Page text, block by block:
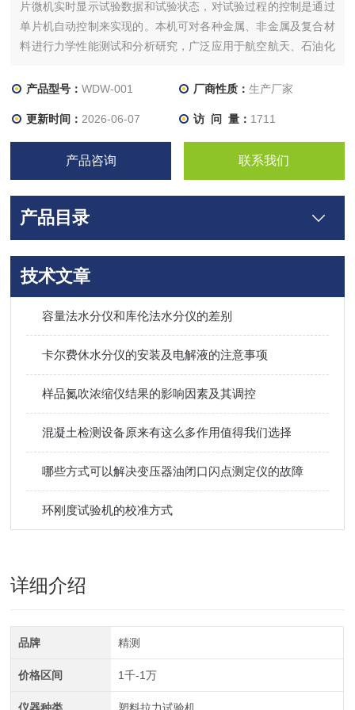
片微机实时显示试验数据和试验状态，对试验过程的控制是通过
单片机自动控制来实现的。本机可对各种金属、非金属及复合材
料进行力学性能测试和分析研究，广泛应用于航空航天、石油化
食品、医药包装、铝塑管、塑料门窗、土工布、薄膜、木材、纸
验数据。
产品型号：WDW-001 厂商性质： 生产厂家
更新时间： 2026-06-07 访 问 量： 1711
产品咨询 联系我们
产品目录
技术文章
容量法水分仪和库伦法水分仪的差别
卡尔费休水分仪的安装及电解液的注意事项
样品氮吹浓缩仪结果的影响因素及其调控
混凝土检测设备原来有这么多作用值得我们选择
哪些方式可以解决变压器油闭口闪点测定仪的故障
环刚度试验机的校准方式
详细介绍
品牌 精测
价格区间 1千-1万